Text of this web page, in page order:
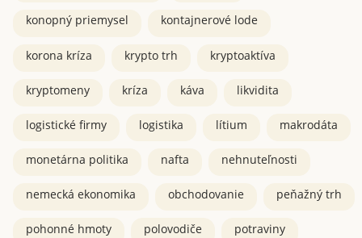
konopný priemysel kontajnerové lode
korona kríza krypto trh kryptoaktíva
kryptomeny kríza káva likvidita
logistické firmy logistika lítium makrodáta
monetárna politika nafta nehnuteľnosti
nemecká ekonomika obchodovanie peňažný trh
pohonné hmoty polovodiče potraviny